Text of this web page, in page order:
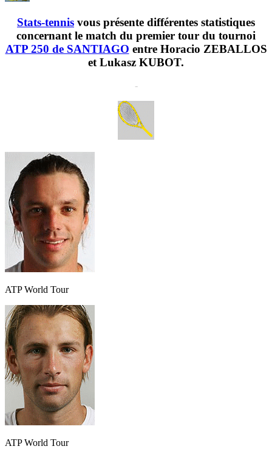
Stats-tennis vous présente différentes statistiques
concernant le match du premier tour du tournoi
ATP 250 de SANTIAGO entre Horacio ZEBALLOS
et Lukasz KUBOT.
-
ATP World Tour
ATP World Tour